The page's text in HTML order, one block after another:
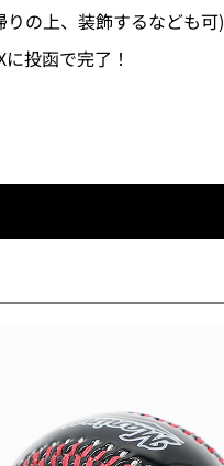
の上、装飾するなども可)
投函で完了！